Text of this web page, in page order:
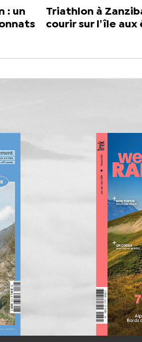
: un
Triathlon à
courir sur l’île aux